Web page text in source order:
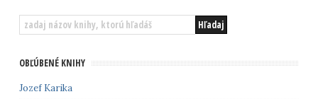
OBĽÚBENÉ KNIHY
Jozef Karika